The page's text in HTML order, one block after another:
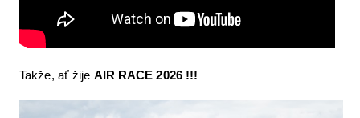
Takže, ať žije AIR RACE 2026 !!!